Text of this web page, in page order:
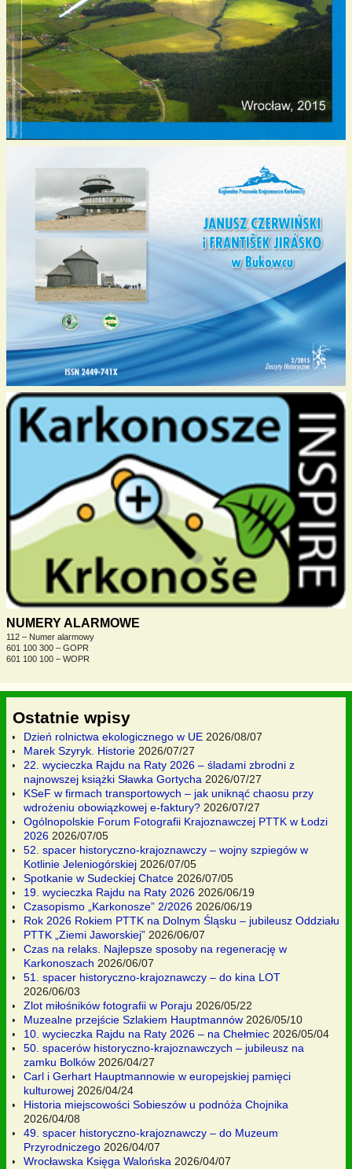
NUMERY ALARMOWE
112 – Numer alarmowy
601 100 300 – GOPR
601 100 100 – WOPR
Ostatnie wpisy
Dzień rolnictwa ekologicznego w UE 2026/08/07
Marek Szyryk. Historie 2026/07/27
22. wycieczka Rajdu na Raty 2026 – śladami zbrodni z
najnowszej książki Sławka Gortycha 2026/07/27
KSeF w firmach transportowych – jak uniknąć chaosu przy
wdrożeniu obowiązkowej e-faktury? 2026/07/27
Ogólnopolskie Forum Fotografii Krajoznawczej PTTK w Łodzi
2026 2026/07/05
52. spacer historyczno-krajoznawczy – wojny szpiegów w
Kotlinie Jeleniogórskiej 2026/07/05
Spotkanie w Sudeckiej Chatce 2026/07/05
19. wycieczka Rajdu na Raty 2026 2026/06/19
Czasopismo „Karkonosze” 2/2026 2026/06/19
Rok 2026 Rokiem PTTK na Dolnym Śląsku – jubileusz Oddziału
PTTK „Ziemi Jaworskiej” 2026/06/07
Czas na relaks. Najlepsze sposoby na regenerację w
Karkonoszach 2026/06/07
51. spacer historyczno-krajoznawczy – do kina LOT
2026/06/03
Zlot miłośników fotografii w Poraju 2026/05/22
Muzealne przejście Szlakiem Hauptmannów 2026/05/10
10. wycieczka Rajdu na Raty 2026 – na Chełmiec 2026/05/04
50. spacerów historyczno-krajoznawczych – jubileusz na
zamku Bolków 2026/04/27
Carl i Gerhart Hauptmannowie w europejskiej pamięci
kulturowej 2026/04/24
Historia miejscowości Sobieszów u podnóża Chojnika
2026/04/08
49. spacer historyczno-krajoznawczy – do Muzeum
Przyrodniczego 2026/04/07
Wrocławska Księga Walońska 2026/04/07